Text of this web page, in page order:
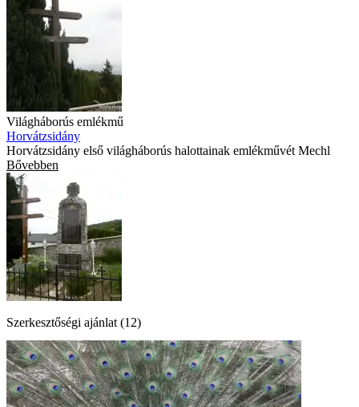
Világháborús emlékmű
Horvátzsidány
Horvátzsidány első világháborús halottainak emlékművét Mechl
Bővebben
Szerkesztőségi ajánlat (12)